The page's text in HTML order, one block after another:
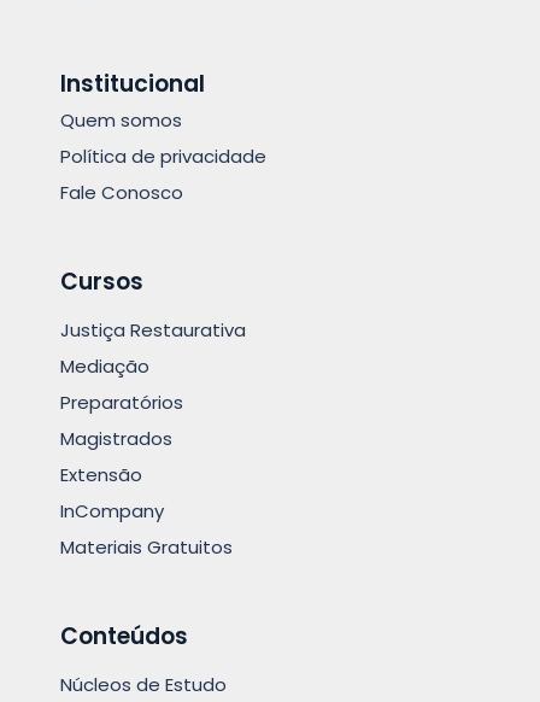
Institucional
Quem somos
Política de privacidade
Fale Conosco
Cursos
Justiça Restaurativa
Mediação
Preparatórios
Magistrados
Extensão
InCompany
Materiais Gratuitos
Conteúdos
Núcleos de Estudo